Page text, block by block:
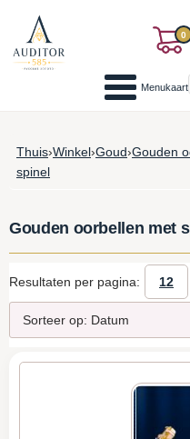
0
Menukaart
Thuis›Winkel›Goud›Gouden
spinel
Gouden oorbellen met
Resultaten per pagina: 12